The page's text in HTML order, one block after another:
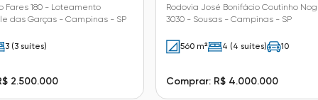
Fares 180 - Loteamento
das Garças - Campinas - SP
3 (3 suítes)
2.500.000
Rodovia José Bonifácio Coutinho
3030 - Sousas - Campinas - SP
560 m² 4 (4 suítes) 10
Comprar: R$ 4.000.000